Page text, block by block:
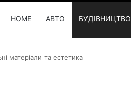
HOME АВТО БУДІВНИЦТВО
матеріали та естетика